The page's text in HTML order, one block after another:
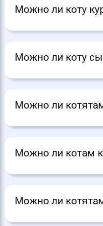
Можно ли коту
Можно ли коту
Можно ли
Можно ли котам
Можно ли